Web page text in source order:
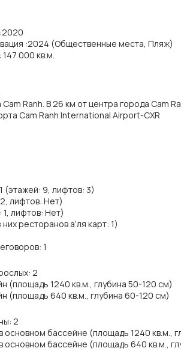
:2020
:2024 (Общественные места, Пляж)
: 147 000 кв.м.
Cam Ranh. В 26 км от центра города Cam
Cam Ranh International Airport-CXR
(этажей: 9, лифтов: 3)
лифтов: Нет)
1, лифтов: Нет)
ресторанов а’ля карт: 1)
1
2
(площадь 1240 кв.м., глубина 50-120 см)
(площадь 640 кв.м., глубина 60-120 см)
2
основном бассейне (площадь 1240 кв.м.,
основном бассейне (площадь 640 кв.м.,